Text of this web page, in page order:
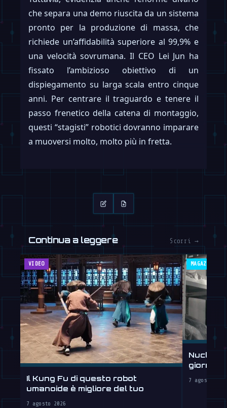
che separa una demo riuscita da un sistema
pronto per la produzione di massa, che
richiede un’affidabilità superiore al 99,9% e
una velocità sovrumana. Il CEO Lei Jun ha
fissato l’ambizioso obiettivo di un
dispiegamento su larga scala entro cinque
anni. Per centrare il traguardo e tenere il
passo frenetico della catena di montaggio,
questi “stagisti” robotici dovranno imparare
a muoversi molto, molto più in fretta.
Continua a leggere Scorri →
VIDEO
Il Kung Fu di questo robot
umanoide è migliore del tuo
7 agosto 2026
MAGAZINE
Nucleus
giorni,
7 agosto